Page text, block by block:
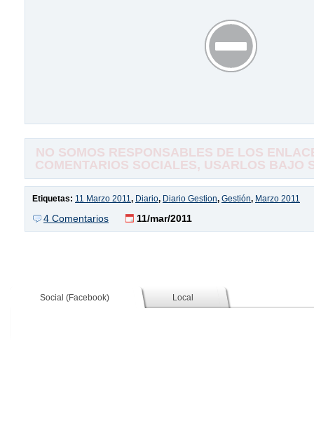
NO SOMOS RESPONSABLES DE LOS
COMENTARIOS SOCIALES, USARLOS BAJO
Etiquetas: 11 Marzo 2011, Diario, Diario Gestion, Gestión, Marzo 2011
4 Comentarios 11/mar/2011
Social (Facebook) Local